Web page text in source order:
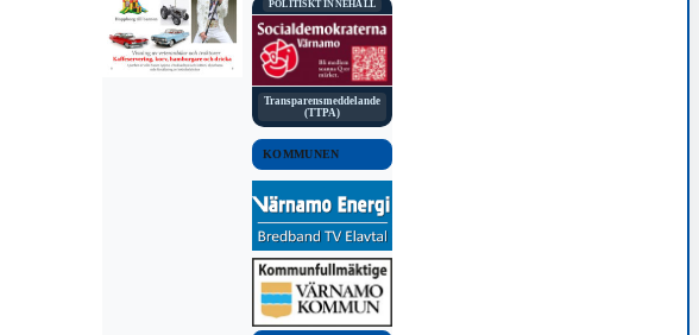
POLITISKT INNEHÅLL
Transparensmeddelande
(TTPA)
KOMMUNEN